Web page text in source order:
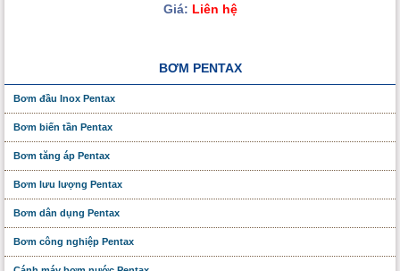
Giá: Liên hệ
BƠM PENTAX
Bơm đầu Inox Pentax
Bơm biến tần Pentax
Bơm tăng áp Pentax
Bơm lưu lượng Pentax
Bơm dân dụng Pentax
Bơm công nghiệp Pentax